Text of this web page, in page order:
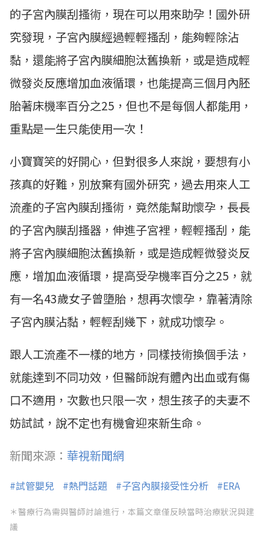
的子宮內膜刮搔術，現在可以用來助孕！國外研
究發現，子宮內膜經過輕輕搔刮，能夠輕除沾
黏，還能將子宮內膜細胞汰舊換新，或是造成輕
微發炎反應增加血液循環，也能提高三個月內胚
胎著床機率百分之25，但也不是每個人都能用，
重點是一生只能使用一次！
小寶寶笑的好開心，但對很多人來說，要想有小
孩真的好難，別放棄有國外研究，過去用來人工
流產的子宮內膜刮搔術，竟然能幫助懷孕，長長
的子宮內膜刮搔器，伸進子宮裡，輕輕搔刮，能
將子宮內膜細胞汰舊換新，或是造成輕微發炎反
應，增加血液循環，提高受孕機率百分之25，就
有一名43歲女子曾墮胎，想再次懷孕，靠著清除
子宮內膜沾黏，輕輕刮幾下，就成功懷孕。
跟人工流產不一樣的地方，同樣技術換個手法，
就能達到不同功效，但醫師說有體內出血或有傷
口不適用，次數也只限一次，想生孩子的夫妻不
妨試試，說不定也有機會迎來新生命。
新聞來源： 華視新聞網
#試管嬰兒 #熱門話題 #子宮內膜接受性分析 #ERA
＊醫療行為需與醫師討論進行，本篇文章僅反映當時治療狀況與建
議